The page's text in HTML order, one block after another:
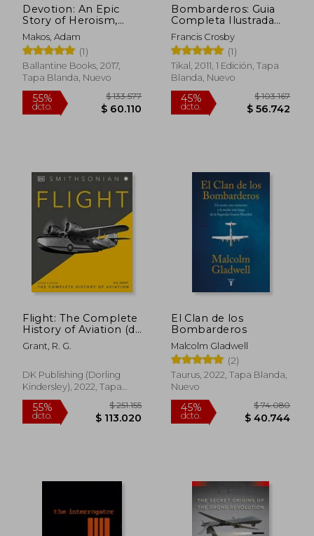
Devotion: An Epic
Story of Heroism,
Friendship, and
Sacrifice (en Inglés)
Makos, Adam
(1)
Ballantine Books, 2017,
Tapa Blanda, Nuevo
55%
dcto.
$ 133.577
Bombarderos: Guia
Completa Ilustrada
de la a a la z
Francis Crosby
(1)
Tikal, 2011, 1 Edición, Tapa
Blanda, Nuevo
45%
Flight: The Complete
History of Aviation (dk
Smithsonian) (en
Inglés)
Grant, R. G.
DK Publishing (Dorling
Kindersley), 2022, Tapa
Dura, Nuevo
El Clan de los
Bombarderos
Malcolm Gladwell
(2)
Taurus, 2022, Tapa Blanda,
Nuevo